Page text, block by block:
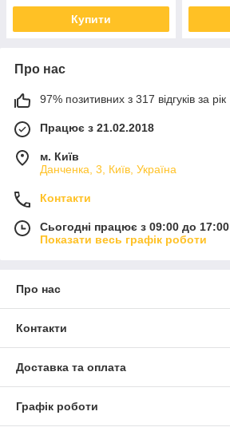
Купити
Про нас
97% позитивних з 317 відгуків за рік
Працює з 21.02.2018
м. Київ
Данченка, 3, Київ, Україна
Контакти
Сьогодні працює з 09:00 до 17:00
Показати весь графік роботи
Про нас
Контакти
Доставка та оплата
Графік роботи